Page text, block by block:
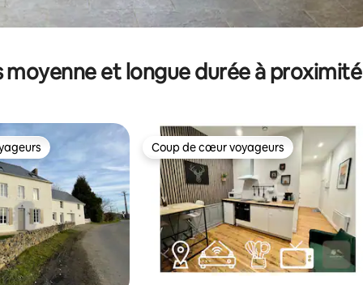
moyenne et longue durée à proximité
Coup de cœur voyageurs
Coup de cœur voyageurs